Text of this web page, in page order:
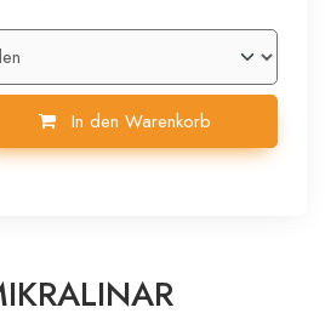
In den Warenkorb